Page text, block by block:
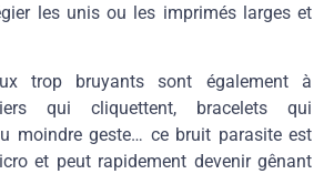
les unis ou les imprimés larges et
trop bruyants sont également à
qui cliquettent, bracelets qui
moindre geste… ce bruit parasite est
et peut rapidement devenir gênant